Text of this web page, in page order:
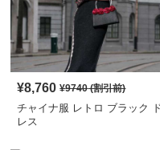
¥8,760 ¥9740(割引前)
チャイナ服 レトロ ブラック
レス